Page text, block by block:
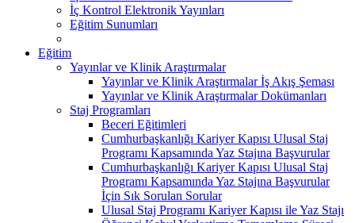
İç Kontrol Elektronik Yayınları
Eğitim Sunumları
Eğitim
Yayınlar ve Klinik Araştırmalar
Yayınlar ve Klinik Araştırmalar İş Akış Şeması
Yayınlar ve Klinik Araştırmalar Dokümanları
Staj Programları
Beceri Eğitimleri
Cumhurbaşkanlığı Kariyer Kapısı Ulusal Staj
Programı Kapsamında Yaz Stajına Başvurular
Cumhurbaşkanlığı Kariyer Kapısı Ulusal Staj
Programı Kapsamında Yaz Stajına Başvurular
İçin Sık Sorulan Sorular
Ulusal Staj Programı Kariyer Kapısı ile Yaz Stajı